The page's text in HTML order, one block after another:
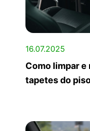
16.07.2025
Como limpar
tapetes do